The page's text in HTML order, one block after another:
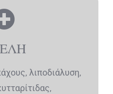
λιποδιάλυση,